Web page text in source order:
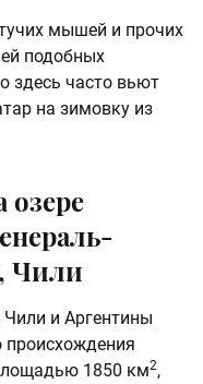
мышей и прочих
подобных
здесь часто вьют
на зимовку из
Чили
Чили и Аргентины
происхождения
1850 км2,